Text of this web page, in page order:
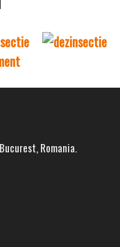
Romania.